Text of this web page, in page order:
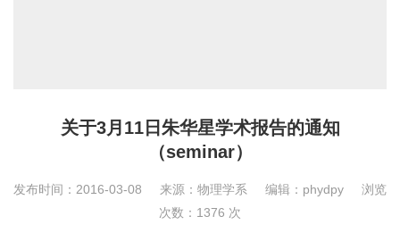
关于3月11日朱华星学术报告的通知
（seminar）
发布时间：2016-03-08 来源：物理学系 编辑：phydpy
浏览
次数： 1376 次